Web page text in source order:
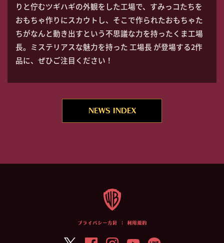
りと佇むツギハギの外観をした工場で、すみっコたちを
おもちゃ作りにスカウトし、そこで作られたおもちゃた
ちがなんと動き出すという不思議な力を持ったくま工場
長。ミステリアスな魅力を持った 工場長 が登場する2作
品に、ぜひご注目ください！
NEWS INDEX
プライバシー方針 | 利用規約